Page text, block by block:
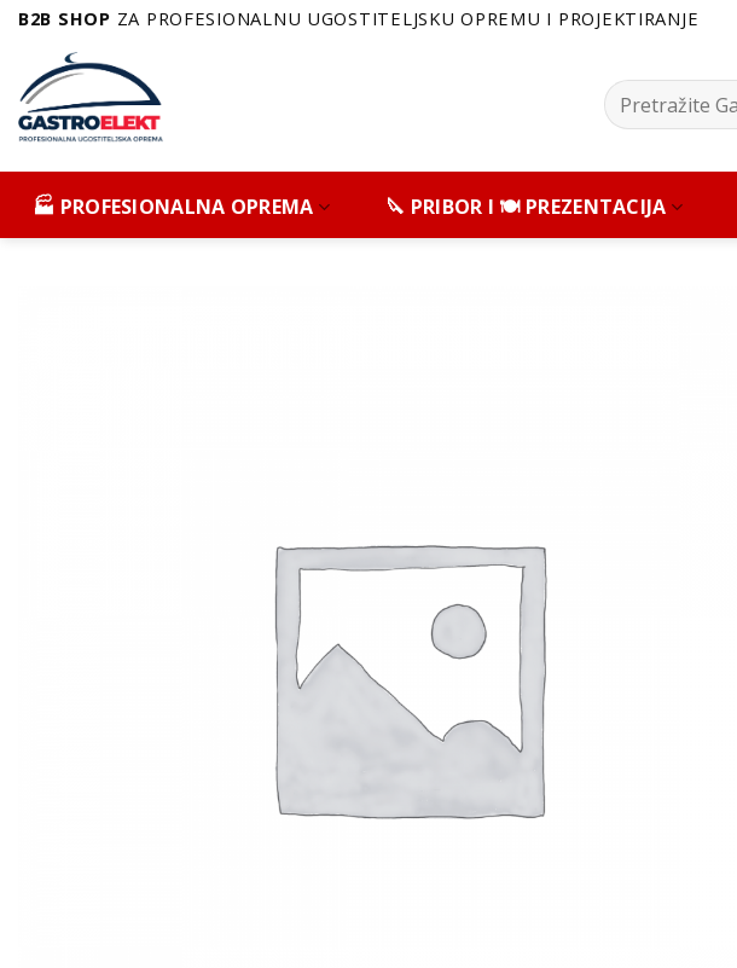
Skip
content
B2B SHOP ZA PROFESIONALNU UGOSTITELJSKU OPREMU I PROJEKTIRANJE
Pretražite:
🏭 PROFESIONALNA OPREMA 🔪 PRIBOR I 🍽️ PREZENTACIJA